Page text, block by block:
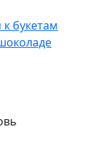
букетам